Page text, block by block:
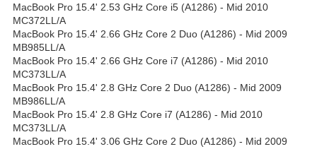
MacBook Pro 15.4' 2.53 GHz Core i5 (A1286) - Mid 2010
MC372LL/A
MacBook Pro 15.4' 2.66 GHz Core 2 Duo (A1286) - Mid 2009
MB985LL/A
MacBook Pro 15.4' 2.66 GHz Core i7 (A1286) - Mid 2010
MC373LL/A
MacBook Pro 15.4' 2.8 GHz Core 2 Duo (A1286) - Mid 2009
MB986LL/A
MacBook Pro 15.4' 2.8 GHz Core i7 (A1286) - Mid 2010
MC373LL/A
MacBook Pro 15.4' 3.06 GHz Core 2 Duo (A1286) - Mid 2009